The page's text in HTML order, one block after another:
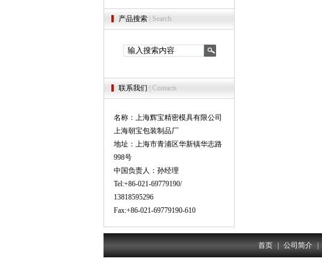
产品搜索 | Search
联系我们 | Contacts
名称：上海辉宝精密模具有限公司
上海朝宝包装制品厂
地址：上海市青浦区华新镇华志路
998号
中国负责人：孙经理
Tel:+86-021-69779190/
13818595296
Fax:+86-021-69779190-610
首页 公司简介